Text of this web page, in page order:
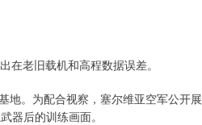
老旧载机和高程数据误差。
地。为配合视察，塞尔维亚空军公开展
器后的训练画面。